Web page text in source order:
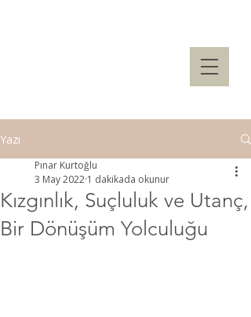
Yazı
Kızgınlık, Suçluluk ve Utanç,
Bir Dönüşüm Yolculuğu
Pınar Kurtoğlu
3 May 2022 1 dakikada okunur